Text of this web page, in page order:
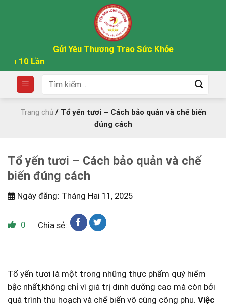
Gửi Yêu Thương Trao Sức Khỏe
kiếm:
Trang chủ/ Tổ yến tươi – Cách bảo quản và chế biến
đúng cách
Tổ yến tươi – Cách bảo quản và chế
biến đúng cách
Ngày đăng: Tháng Hai 11, 2025
0 Chia sẻ:
Tổ yến tươi là một trong những thực phẩm quý hiếm
bậc‍ nhất,không chỉ vì giá trị dinh dưỡng cao mà còn bởi
quá trình thu hoạch và chế biến vô cùng công phu. Việc